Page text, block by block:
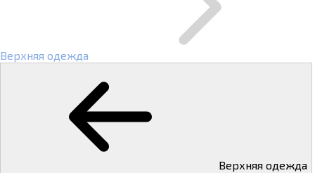
Верхняя одежда
Верхняя одежда